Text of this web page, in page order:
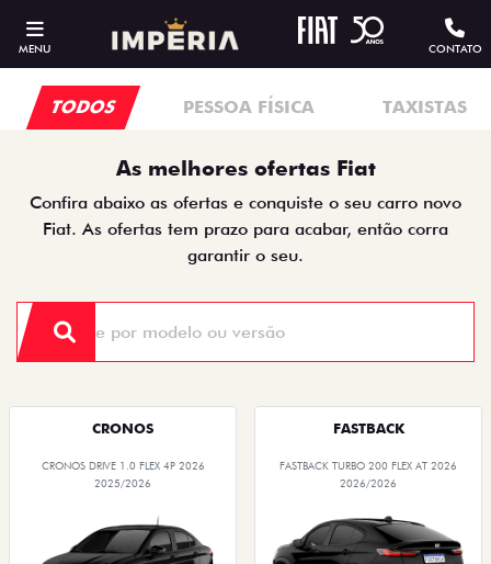
MENU CONTATO
TODOS PESSOA FÍSICA TAXISTAS
As melhores ofertas Fiat
Confira abaixo as ofertas e conquiste o seu carro novo
Fiat. As ofertas tem prazo para acabar, então corra
garantir o seu.
CRONOS
CRONOS DRIVE 1.0 FLEX 4P 2026
2025/2026
FASTBACK
FASTBACK TURBO 200 FLEX AT 2026
2026/2026